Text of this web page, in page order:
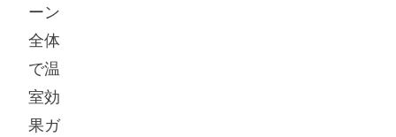
ーン
全体
で温
室効
果ガ